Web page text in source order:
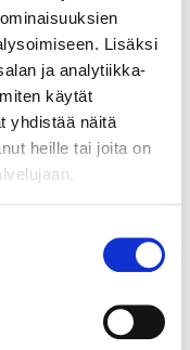
Lisäksi
ja analytiikka-
käytät
yhdistää näitä
heille tai joita on
kaikkia
tulevat
ja alle 6-
Siksi
voi myös ostaa